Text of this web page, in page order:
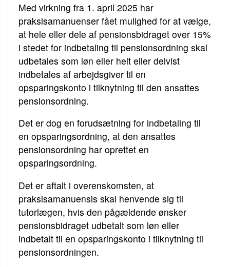
Med virkning fra 1. april 2025 har
praksisamanuenser fået mulighed for at vælge,
at hele eller dele af pensionsbidraget over 15%
i stedet for indbetaling til pensionsordning skal
udbetales som løn eller helt eller delvist
indbetales af arbejdsgiver til en
opsparingskonto i tilknytning til den ansattes
pensionsordning.
Det er dog en forudsætning for indbetaling til
en opsparingsordning, at den ansattes
pensionsordning har oprettet en
opsparingsordning.
Det er aftalt i overenskomsten, at
praksisamanuensis skal henvende sig til
tutorlægen, hvis den pågældende ønsker
pensionsbidraget udbetalt som løn eller
indbetalt til en opsparingskonto i tilknytning til
pensionsordningen.